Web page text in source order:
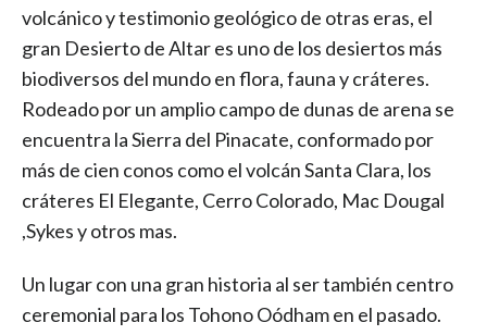
volcánico y testimonio geológico de otras eras, el
gran Desierto de Altar es uno de los desiertos más
biodiversos del mundo en flora, fauna y cráteres.
Rodeado por un amplio campo de dunas de arena se
encuentra la Sierra del Pinacate, conformado por
más de cien conos como el volcán Santa Clara, los
cráteres El Elegante, Cerro Colorado, Mac Dougal
,Sykes y otros mas.
Un lugar con una gran historia al ser también centro
ceremonial para los Tohono Oódham en el pasado.